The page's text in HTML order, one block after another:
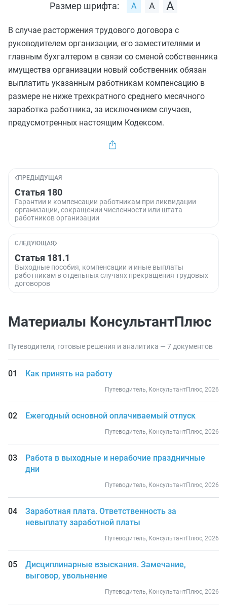
Размер шрифта:
В случае расторжения трудового договора с
руководителем организации, его заместителями и
главным бухгалтером в связи со сменой собственника
имущества организации новый собственник обязан
выплатить указанным работникам компенсацию в
размере не ниже трехкратного среднего месячного
заработка работника, за исключением случаев,
предусмотренных настоящим Кодексом.
ПРЕДЫДУЩАЯ
Статья 180
Гарантии и компенсации работникам при ликвидации
организации, сокращении численности или штата
работников организации
СЛЕДУЮЩАЯ
Статья 181.1
Выходные пособия, компенсации и иные выплаты
работникам в отдельных случаях прекращения трудовых
договоров
Материалы КонсультантПлюс
Путеводители, готовые решения и аналитика — 7 документов
Как принять на работу
Путеводитель, КонсультантПлюс, 2026
Ежегодный основной оплачиваемый отпуск
Путеводитель, КонсультантПлюс, 2026
Работа в выходные и нерабочие праздничные
дни
Путеводитель, КонсультантПлюс, 2026
Заработная плата. Ответственность за
невыплату заработной платы
Путеводитель, КонсультантПлюс, 2026
Дисциплинарные взыскания. Замечание,
выговор, увольнение
Путеводитель, КонсультантПлюс, 2026